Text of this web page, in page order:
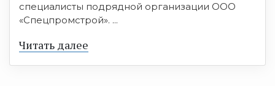
специалисты подрядной организации ООО
«Спецпромстрой». ...
Читать далее